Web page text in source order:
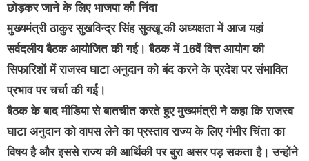
छोड़कर जाने के लिए भाजपा की निंदा
मुख्यमंत्री ठाकुर सुखविन्द्र सिंह सुक्खू की अध्यक्षता में आज यहां
सर्वदलीय बैठक आयोजित की गई। बैठक में 16वें वित्त आयोग की
सिफारिशों में राजस्व घाटा अनुदान को बंद करने के प्रदेश पर संभावित
प्रभाव पर चर्चा की गई।
बैठक के बाद मीडिया से बातचीत करते हुए मुख्यमंत्री ने कहा कि राजस्व
घाटा अनुदान को वापस लेने का प्रस्ताव राज्य के लिए गंभीर चिंता का
विषय है और इससे राज्य की आर्थिकी पर बुरा असर पड़ सकता है। उन्होंने